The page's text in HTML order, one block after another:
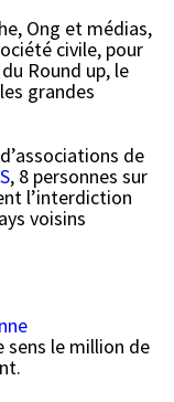
Ong et médias,
civile, pour
Round up, le
grandes
de
, 8 personnes sur
l’interdiction
voisins
sens le million de